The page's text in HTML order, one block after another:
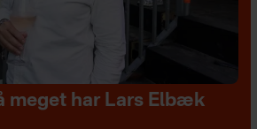
meget har Lars Elbæk